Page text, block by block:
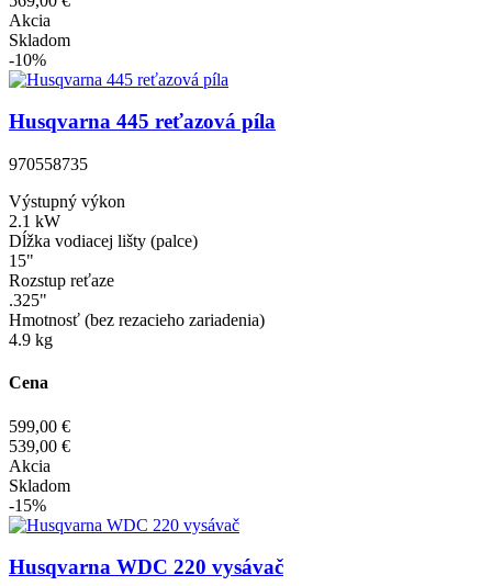
Akcia
Skladom
-10%
Husqvarna 445 reťazová píla
970558735
Výstupný výkon
2.1 kW
Dĺžka vodiacej lišty (palce)
15"
Rozstup reťaze
.325"
Hmotnosť (bez rezacieho zariadenia)
4.9 kg
Cena
599,00 €
539,00 €
Akcia
Skladom
-15%
Husqvarna WDC 220 vysávač